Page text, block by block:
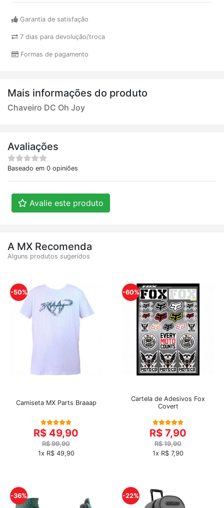
Garantia de satisfação
7 dias para devolução/troca
Formas de pagamento
Mais informações do produto
Chaveiro DC Oh Joy
Avaliações
Baseado em 0 opiniões
Avalie este produto
A MX Recomenda
Alguns produtos sugeridos
-50%
Camiseta MX Parts Braaap
R$ 49,90
R$ 99,90
1x R$ 49,90
-60%
Cartela de Adesivos Fox
Covert
R$ 7,90
R$ 19,90
1x R$ 7,90
-36% -22%